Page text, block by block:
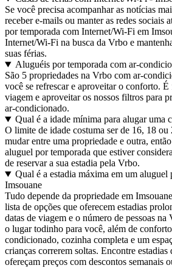
Se você precisa acompanhar as notícias
receber e-mails ou manter as redes sociais
por temporada com Internet/Wi-Fi em
Internet/Wi-Fi na busca da Vrbo e
suas férias.
Aluguéis por temporada com ar-
São 5 propriedades na Vrbo com ar-
você se refrescar e aproveitar o conforto. É
viagem e aproveitar os nossos filtros para
ar-condicionado.
Qual é a idade mínima para alugar uma
O limite de idade costuma ser de 16, 18 ou
mudar entre uma propriedade e outra,
aluguel por temporada que estiver
de reservar a sua estadia pela Vrbo.
Qual é a estadia máxima em um aluguel
Imsouane
Tudo depende da propriedade em
lista de opções que oferecem estadias
datas de viagem e o número de pessoas
o lugar todinho para você, além de
condicionado, cozinha completa e um
crianças correrem soltas. Encontre
ofereçam preços com descontos semanais